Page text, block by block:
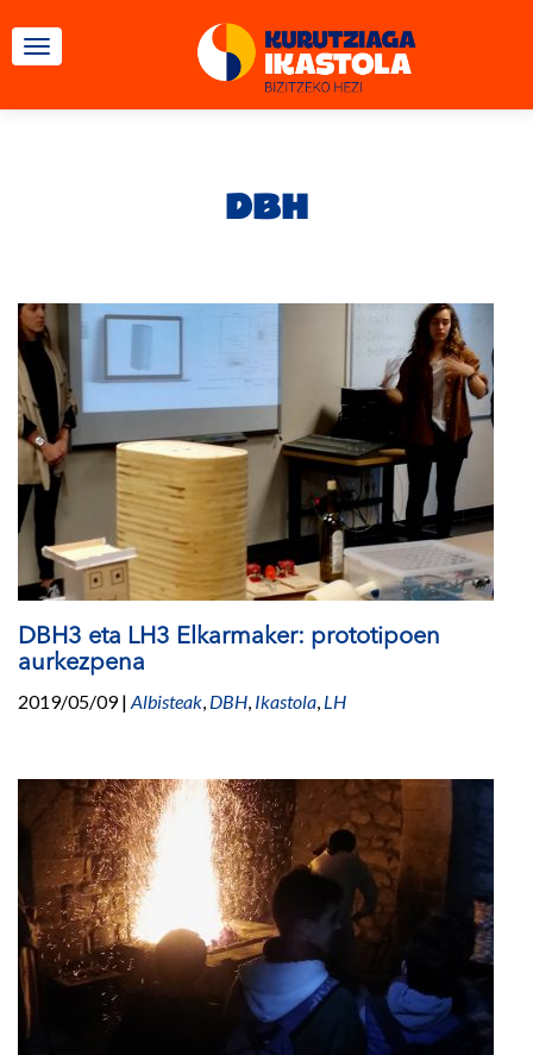
TOGGLE NAVIGATION
DBH
DBH3 eta LH3 Elkarmaker: prototipoen
aurkezpena
2019/05/09| Albisteak, DBH, Ikastola, LH